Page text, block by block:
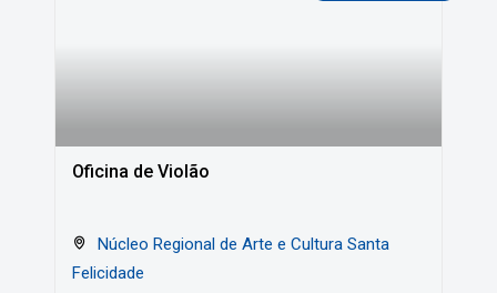
Oficina de Violão
Felicidade